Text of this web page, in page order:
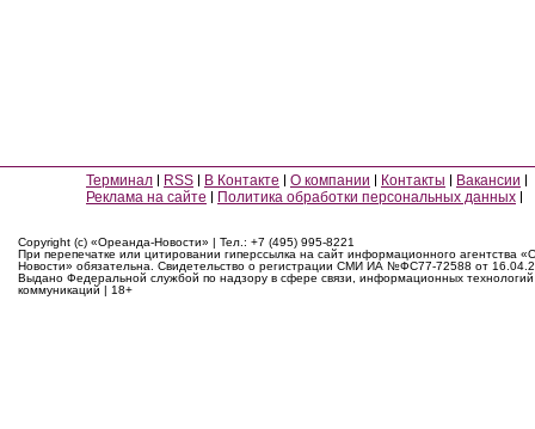
Терминал RSS В Контакте О компании Контакты
Вакансии
Реклама на сайте
Политика обработки персональных данных
Copyright (c) «Ореанда-Новости» | Тел.: +7 (495) 995-8221
При перепечатке или цитировании гиперссылка на сайт информационного агентства
Новости» обязательна. Свидетельство о регистрации СМИ ИА №ФС77-72588 от
Выдано Федеральной службой по надзору в сфере связи, информационных
коммуникаций | 18+